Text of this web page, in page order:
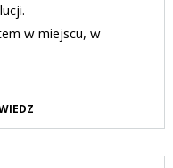
w miejscu, w